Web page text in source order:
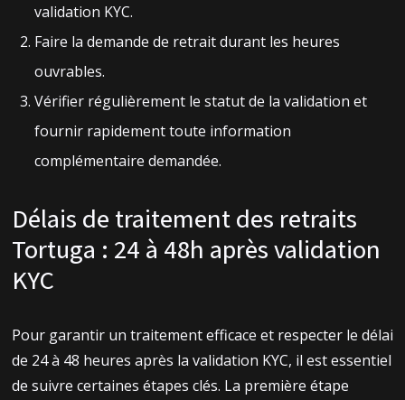
validation KYC.
Faire la demande de retrait durant les heures
ouvrables.
Vérifier régulièrement le statut de la validation et
fournir rapidement toute information
complémentaire demandée.
Délais de traitement des retraits
Tortuga : 24 à 48h après validation
KYC
Pour garantir un traitement efficace et respecter le délai
de 24 à 48 heures après la validation KYC, il est essentiel
de suivre certaines étapes clés. La première étape